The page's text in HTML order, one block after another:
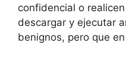
confidencial o
descargar y ejecutar
benignos, pero que